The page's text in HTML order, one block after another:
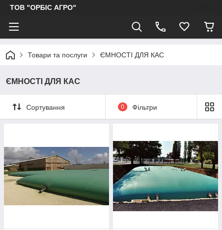
ТОВ "ОРБІС АГРО"
Товари та послуги ЄМНОСТІ ДЛЯ КАС
ЄМНОСТІ ДЛЯ КАС
Сортування 0 Фільтри